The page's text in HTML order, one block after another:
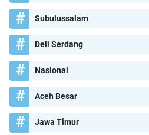
Subulussalam
Deli Serdang
Nasional
Aceh Besar
Jawa Timur